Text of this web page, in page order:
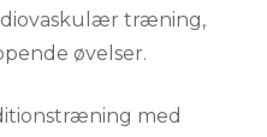
træning,
øvelser.
med